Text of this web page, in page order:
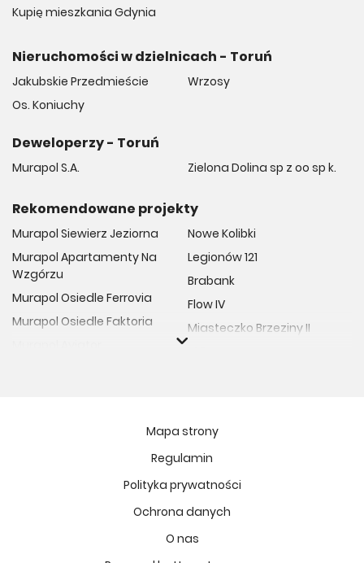
Kupię mieszkania Gdynia
Nieruchomości w dzielnicach - Toruń
Jakubskie Przedmieście
Os. Koniuchy
Wrzosy
Deweloperzy - Toruń
Murapol S.A. Zielona Dolina sp z oo sp k.
Rekomendowane projekty
Murapol Siewierz Jeziorna
Murapol Apartamenty Na
Wzgórzu
Murapol Osiedle Ferrovia
Murapol Osiedle Faktoria
Murapol Osiedle Szafirove
Nowe Kolibki
Legionów 121
Brabank
Flow IV
Miasteczko Brzeziny II
MIASTECZKO NOVA FALA
Żywiecka Vita
Osiedle Art Park
Mapa strony
Regulamin
Polityka prywatności
Ochrona danych
O nas